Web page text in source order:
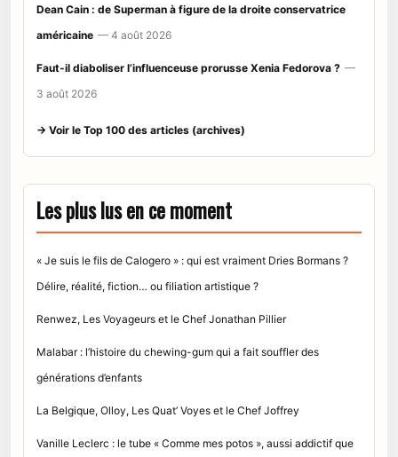
Dean Cain : de Superman à figure de la droite conservatrice
américaine — 4 août 2026
Faut-il diaboliser l’influenceuse prorusse Xenia Fedorova ? —
3 août 2026
→ Voir le Top 100 des articles (archives)
Les plus lus en ce moment
« Je suis le fils de Calogero » : qui est vraiment Dries Bormans ?
Délire, réalité, fiction… ou filiation artistique ?
Renwez, Les Voyageurs et le Chef Jonathan Pillier
Malabar : l’histoire du chewing-gum qui a fait souffler des
générations d’enfants
La Belgique, Olloy, Les Quat’ Voyes et le Chef Joffrey
Vanille Leclerc : le tube « Comme mes potos », aussi addictif que